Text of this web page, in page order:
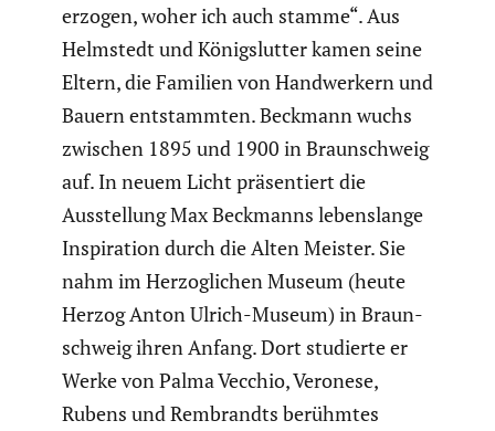
erzogen, woher ich auch stamme“. Aus
Helmstedt und Königs­lutter kamen seine
Eltern, die Familien von Handwer­kern und
Bauern entstammten. Beckmann wuchs
zwischen 1895 und 1900 in Braun­schweig
auf. In neuem Licht präsen­tiert die
Ausstel­lung Max Beckmanns lebens­lange
Inspi­ra­tion durch die Alten Meister. Sie
nahm im Herzog­li­chen Museum (heute
Herzog Anton Ulrich-Museum) in Braun­
schweig ihren Anfang. Dort studierte er
Werke von Palma Vecchio, Veronese,
Rubens und Rembrandts berühmtes